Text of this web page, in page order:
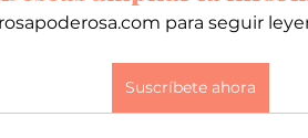
para seguir
Suscríbete ahora